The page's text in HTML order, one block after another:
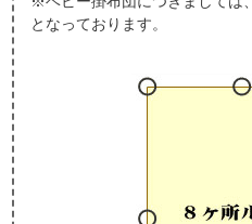
となっております。